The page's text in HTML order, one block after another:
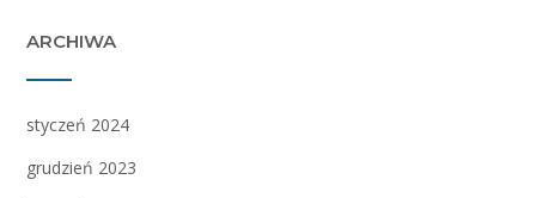
ARCHIWA
styczeń 2024
grudzień 2023